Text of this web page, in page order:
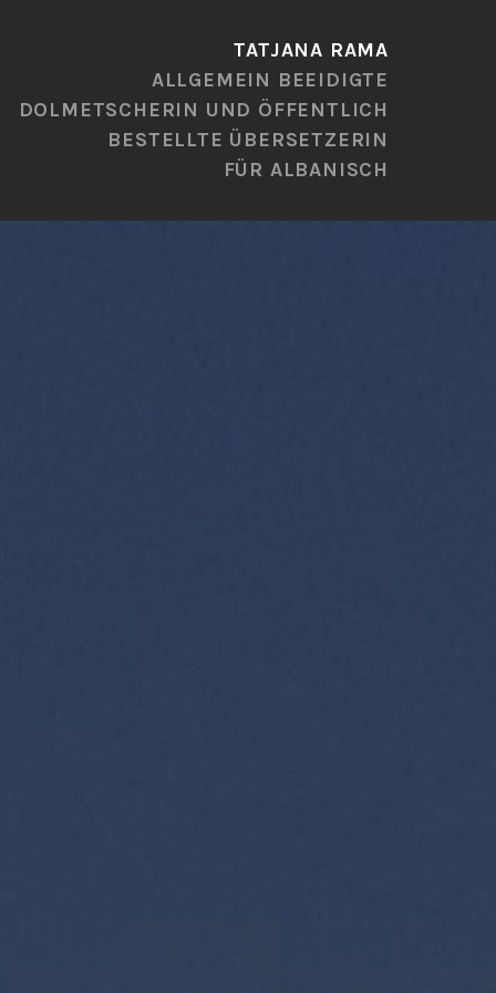
TATJANA RAMA
ALLGEMEIN BEEIDIGTE
DOLMETSCHERIN UND ÖFFENTLICH
BESTELLTE ÜBERSETZERIN
FÜR ALBANISCH